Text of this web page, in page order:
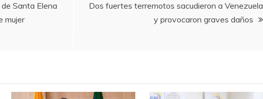
Santa Elena
mujer
Dos fuertes terremotos sacudieron a Venezuela
y provocaron graves daños